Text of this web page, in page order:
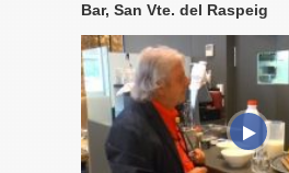
Bar, San Vte. del Raspeig